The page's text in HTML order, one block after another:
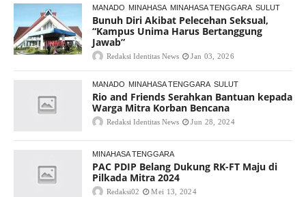
MANADO MINAHASA MINAHASA TENGGARA SULUT
Bunuh Diri Akibat Pelecehan Seksual,
“Kampus Unima Harus Bertanggung
Jawab”
Redaksi Identitas News Jan 03, 2026
MANADO MINAHASA TENGGARA SULUT
Rio and Friends Serahkan Bantuan kepada
Warga Mitra Korban Bencana
Redaksi Identitas News Jun 28, 2024
MINAHASA TENGGARA
PAC PDIP Belang Dukung RK-FT Maju di
Pilkada Mitra 2024
Redaksi02 Mei 13, 2024